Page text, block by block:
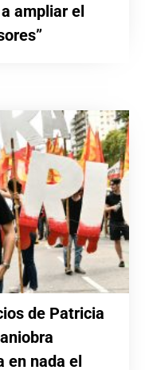
ampliar el
de Patricia
nada el